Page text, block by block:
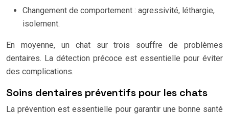
Changement de comportement : agressivité, léthargie,
isolement.
En moyenne, un chat sur trois souffre de problèmes
dentaires. La détection précoce est essentielle pour éviter
des complications.
Soins dentaires préventifs pour les chats
La prévention est essentielle pour garantir une bonne santé